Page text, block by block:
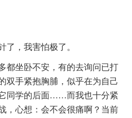
了，我害怕极了。
都坐卧不安，有的去询问已打
双手紧抱胸脯，似乎在为自己
同学的后面……而我也十分紧
，心想：会不会很痛啊？当前